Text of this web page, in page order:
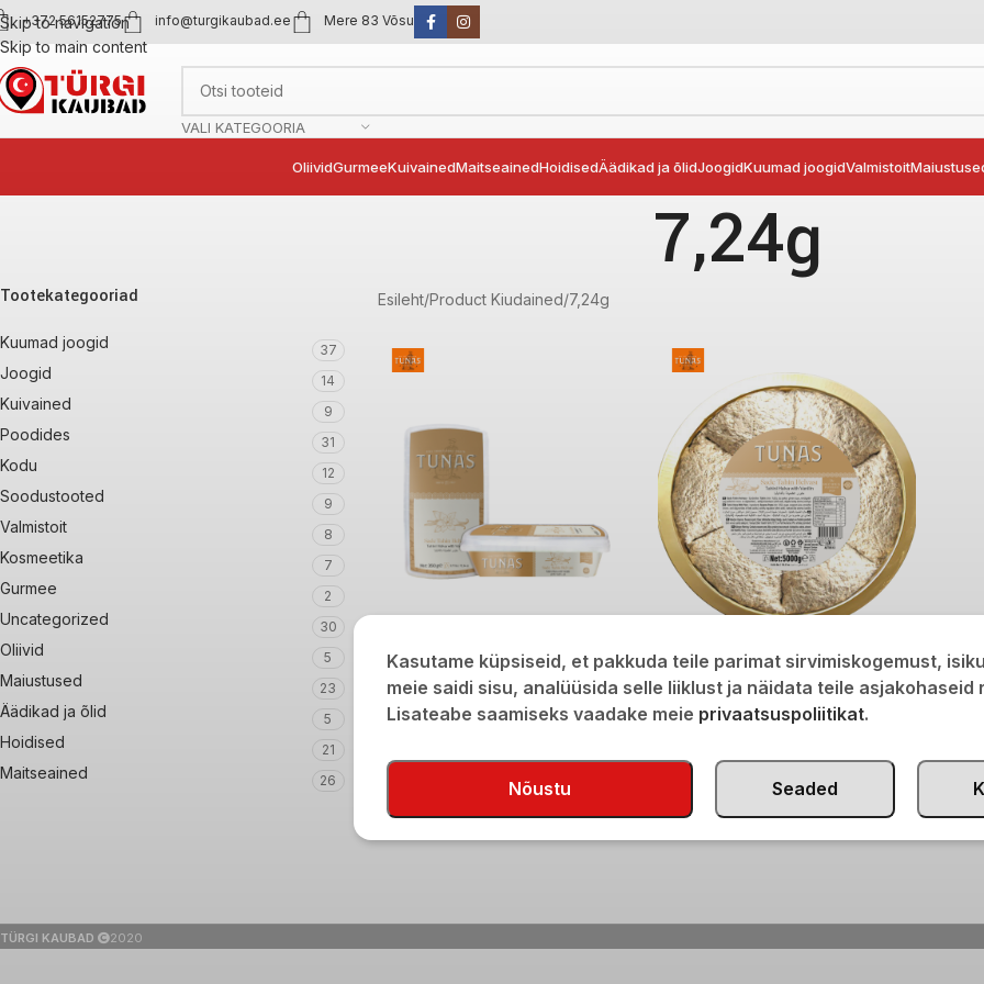
Skip to navigation
Skip to main content
+372 56152775 info@turgikaubad.ee Mere 83 Võsu
VALI KATEGOORIA
OliividGurmeeKuivainedMaitseainedHoidisedÄädikad ja õlidJoogidKuumad joogidValmistoit
7,24g
Tootekategooriad
Kuumad joogid 37
Joogid 14
Kuivained 9
Poodides 31
Kodu 12
Soodustooted 9
Valmistoit 8
Kosmeetika 7
Gurmee 2
Uncategorized 30
Oliivid 5
Maiustused 23
Äädikad ja õlid 5
Hoidised 21
Maitseained 26
Esileht Product Kiudained 7,24g
€4,90 € 75,00
TÜRGI KAUBAD 2020
Kasutame küpsiseid, et pakkuda teile parimat sirvimiskogemust,
meie saidi sisu, analüüsida selle liiklust ja näidata teile asjakohaseid
Lisateabe saamiseks vaadake meie privaatsuspoliitikat.
Nõustu Seaded